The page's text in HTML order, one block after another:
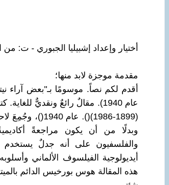
أختيار وإعداد إشبيليا الجبوري - ت: من
مقدمة موجزة لابد منها؛
أقدم لكم نصاً. موسومًا بـ"بعض آراء
عام 1940). مقالٌ رائعٌ ونقديٌّ
وبدلًا من أن يكون مراجعةً
والفلسفيون على أنه جدلٌ يستخدم
أيديولوجية الفيلسوف الألماني
هذه المقالة هوس بورخيس الدائم